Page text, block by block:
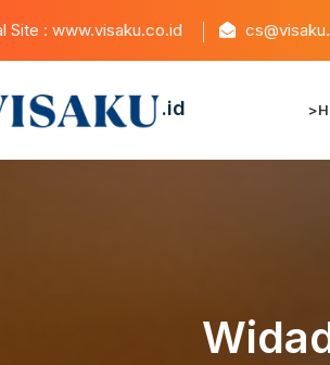
Site : www.visaku.co.id
.id